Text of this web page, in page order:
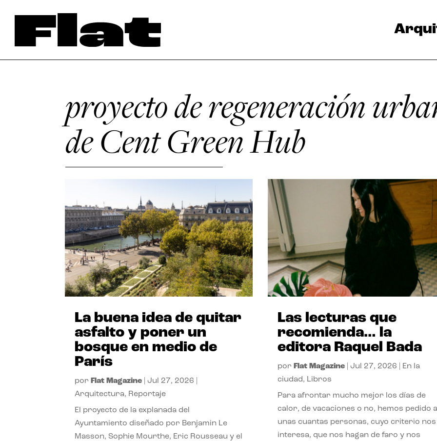
proyecto de regeneración
de Cent Green Hub
La buena idea de quitar
asfalto y poner un
bosque en medio de
París
por Flat Magazine Jul 27, 2026
Arquitectura, Reportaje
El proyecto de la explanada del
Ayuntamiento diseñado por Benjamin Le
Masson, Sophie Mourthe, Eric Rousseau y el
Las lecturas que
recomienda… la
editora Raquel Bada
por Flat Magazine| Jul 27, 2026
En la
ciudad, Libros
Para afrontar mucho mejor los días de
calor, de vacaciones o no, hemos pedido a
unas cuantas personas, cuyo criterio nos
interesa, que nos hagan de faro y nos